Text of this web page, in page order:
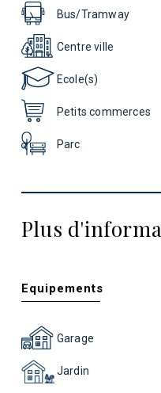
Bus/Tramway
Centre ville
Ecole(s)
Petits commerces
Parc
Plus
Equipements
Garage
Jardin